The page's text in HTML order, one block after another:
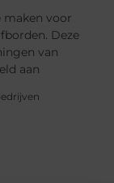
maken voor
Deze
van
aan